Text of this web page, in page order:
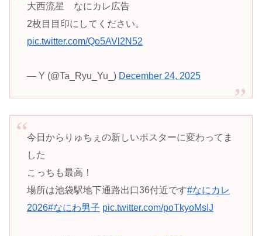
大西流星 なにカレ広告
2枚目目印にしてください。
pic.twitter.com/Qo5AVl2N52
— Y (@Ta_Ryu_Yu_) December 24, 2025
今日からりゅちぇの新しいポスターに変わってま
した
こっちも最高！
場所は池袋駅地下通路出口36付近です#なにカレ
2026#なにわ男子 pic.twitter.com/poTkyoMsIJ